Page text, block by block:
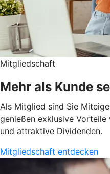
Mitgliedschaft
Mehr als Kunde
Als Mitglied sind Sie
genießen exklusive
und attraktive Dividenden.
Mitgliedschaft entdecken